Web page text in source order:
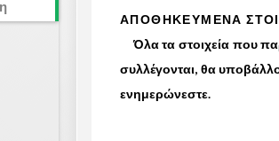
ΑΠΟΘΗΚΕΥΜΕΝΑ
Όλα τα στοιχεία που
συλλέγονται, θα
ενημερώνεστε.